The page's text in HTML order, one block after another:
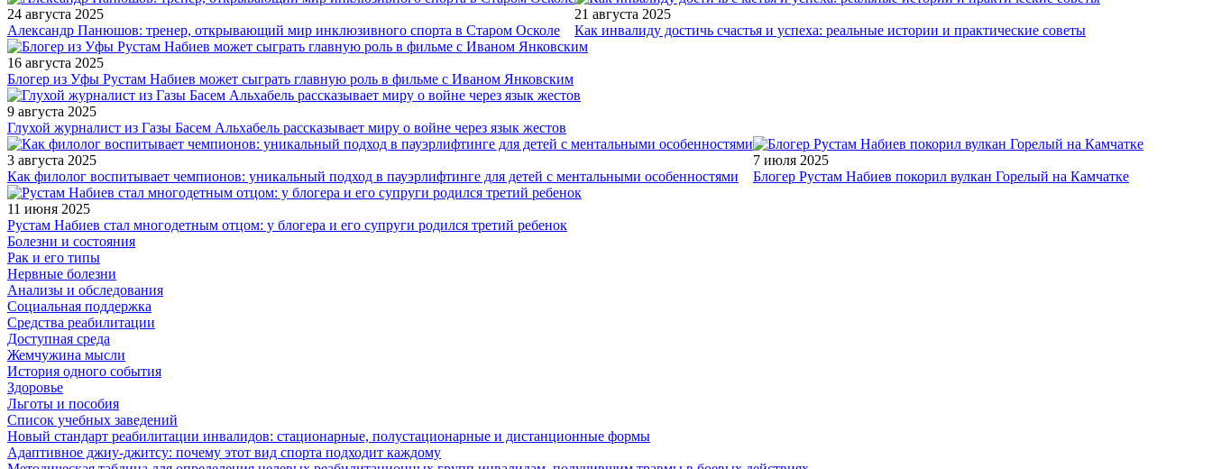
24 августа 2025
Александр Панюшов: тренер, открывающий мир инклюзивного спорта в Старом Осколе
21 августа 2025
Как инвалиду достичь счастья и успеха: реальные истории и практические советы
16 августа 2025
Блогер из Уфы Рустам Набиев может сыграть главную роль в фильме с Иваном Янковским
9 августа 2025
Глухой журналист из Газы Басем Альхабель рассказывает миру о войне через язык жестов
3 августа 2025
Как филолог воспитывает чемпионов: уникальный подход в пауэрлифтинге для детей с ментальными особенностями
7 июля 2025
Блогер Рустам Набиев покорил вулкан Горелый на Камчатке
11 июня 2025
Рустам Набиев стал многодетным отцом: у блогера и его супруги родился третий ребенок
Болезни и состояния
Рак и его типы
Нервные болезни
Анализы и обследования
Социальная поддержка
Средства реабилитации
Доступная среда
Жемчужина мысли
История одного события
Здоровье
Льготы и пособия
Список учебных заведений
Новый стандарт реабилитации инвалидов: стационарные, полустационарные и дистанционные формы
Адаптивное джиу-джитсу: почему этот вид спорта подходит каждому